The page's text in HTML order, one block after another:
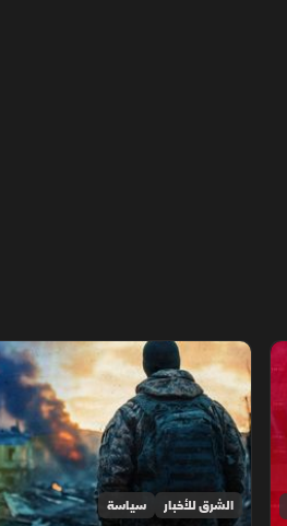
الشرق للأخبار سياسة